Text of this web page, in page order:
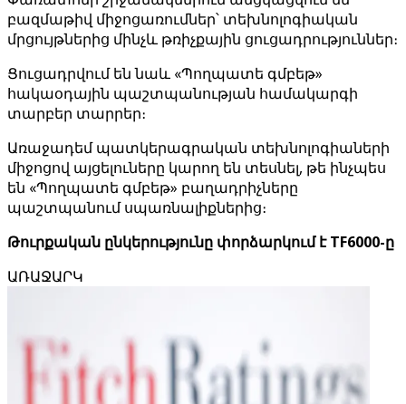
բազմաթիվ միջոցառումներ՝ տեխնոլոգիական
մրցույթներից մինչև թռիչքային ցուցադրություններ։
Ցուցադրվում են նաև «Պողպատե գմբեթ»
հակաօդային պաշտպանության համակարգի
տարբեր տարրեր։
Առաջադեմ պատկերագրական տեխնոլոգիաների
միջոցով այցելուները կարող են տեսնել, թե ինչպես
են «Պողպատե գմբեթ» բաղադրիչները
պաշտպանում սպառնալիքներից։
Թուրքական ընկերությունը փորձարկում է TF6000-ը
ԱՌԱՋԱՐԿ